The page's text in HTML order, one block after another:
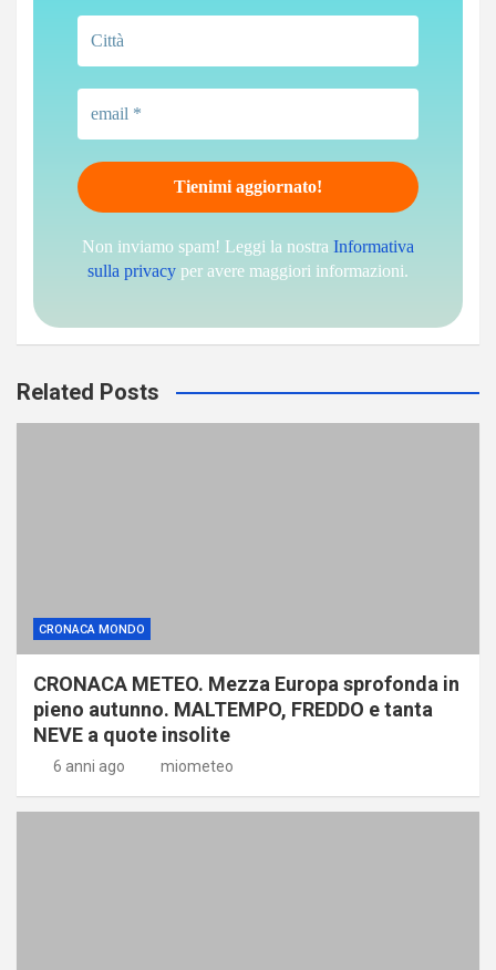
Non inviamo spam! Leggi la nostra Informativa
sulla privacy per avere maggiori informazioni.
Related Posts
CRONACA MONDO
CRONACA METEO. Mezza Europa sprofonda in
pieno autunno. MALTEMPO, FREDDO e tanta
NEVE a quote insolite
6 anni ago miometeo